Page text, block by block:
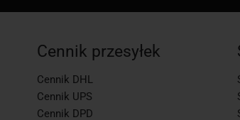
Cennik przesyłek
Cennik DHL
Cennik UPS
Cennik DPD